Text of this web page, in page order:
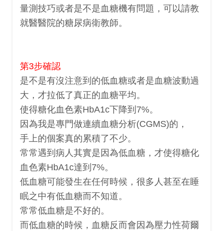
量測技巧或者是不是血糖機有問題，可以請教
就醫醫院的糖尿病衛教師。
第3步確認
是不是有沒注意到的低血糖或者是血糖波動過
大，才拉低了真正的血糖平均。
使得糖化血色素HbA1c下降到7%。
因為我是專門做連續血糖分析(CGMS)的，
手上的個案真的累積了不少。
常常遇到病人其實是因為低血糖，才使得糖化
血色素HbA1c達到7%。
低血糖可能發生在任何時候，很多人甚至在睡
眠之中有低血糖而不知道。
常常低血糖是不好的。
而低血糖的時候，血糖反而會因為壓力性荷爾